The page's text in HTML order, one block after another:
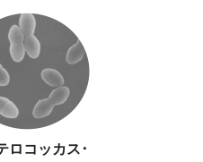
ロコッカス･